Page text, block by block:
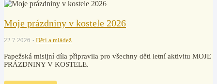
Moje prázdniny v kostele 2026
22.7.2026 Děti a mládež
Papežská misijní díla připravila pro všechny děti letní aktivitu MOJE
PRÁZDNINY V KOSTELE.